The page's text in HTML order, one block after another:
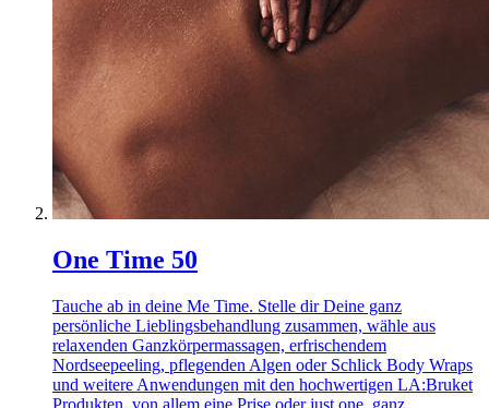
One Time 50
Tauche ab in deine Me Time. Stelle dir Deine ganz
persönliche Lieblingsbehandlung zusammen, wähle aus
relaxenden Ganzkörpermassagen, erfrischendem
Nordseepeeling, pflegenden Algen oder Schlick Body Wraps
und weitere Anwendungen mit den hochwertigen LA:Bruket
Produkten, von allem eine Prise oder just one, ganz